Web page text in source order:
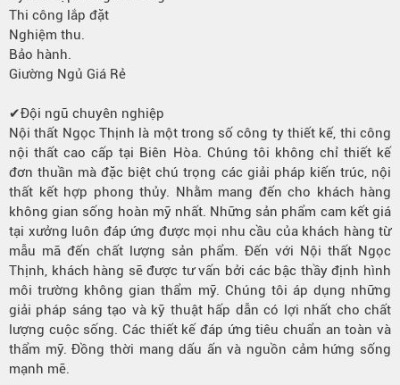
Thi công lắp đặt
Nghiệm thu.
Bảo hành.
Giường Ngủ Giá Rẻ
✔Đội ngũ chuyên nghiệp
Nội thất Ngọc Thịnh là một trong số công ty thiết kế, thi công
nội thất cao cấp tại Biên Hòa. Chúng tôi không chỉ thiết kế
đơn thuần mà đặc biệt chú trọng các giải pháp kiến trúc, nội
thất kết hợp phong thủy. Nhằm mang đến cho khách hàng
không gian sống hoàn mỹ nhất. Những sản phẩm cam kết giá
tại xưởng luôn đáp ứng được mọi nhu cầu của khách hàng từ
mẫu mã đến chất lượng sản phẩm. Đến với Nội thất Ngọc
Thịnh, khách hàng sẽ được tư vấn bởi các bậc thầy định hình
môi trường không gian thẩm mỹ. Chúng tôi áp dụng những
giải pháp sáng tạo và kỹ thuật hấp dẫn có lợi nhất cho chất
lượng cuộc sống. Các thiết kế đáp ứng tiêu chuẩn an toàn và
thẩm mỹ. Đồng thời mang dấu ấn và nguồn cảm hứng sống
mạnh mẽ.